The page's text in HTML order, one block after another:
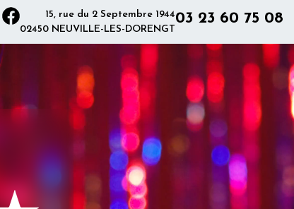
15, rue du 2 Septembre 1944
02450 NEUVILLE-LES-DORENGT
03 23 60 75 08